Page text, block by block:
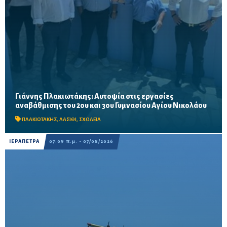
Γιάννης Πλακιωτάκης: Αυτοψία στις εργασίες
αναβάθμισης του 2ου και 3ου Γυμνασίου Αγίου Νικολάου
ΠΛΑΚΙΩΤΑΚΗΣ, ΛΑΣΙΘΙ, ΣΧΟΛΕΙΑ
Οι παρεμβάσεις του προγράμματος «Μαριέττα Γιαννάκου»
αναμένεται να ολοκληρωθούν πριν από τη νέα σχολική χρονιά –
Προβλέπονται ανακαινίσεις αιθουσών, αύλειων και...
ΙΕΡΑΠΕΤΡΑ 07:09 π.μ. - 07/08/2026